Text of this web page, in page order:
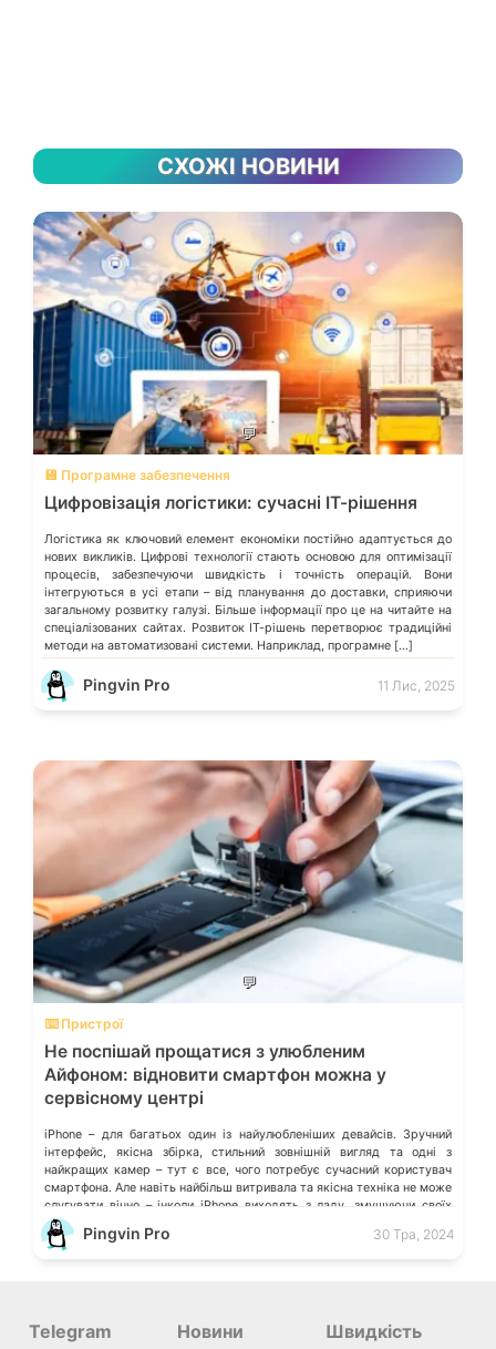
СХОЖІ НОВИНИ
💬
💾 Програмне забезпечення
Цифровізація логістики: сучасні ІТ-рішення
Логістика як ключовий елемент економіки постійно адаптується до
нових викликів. Цифрові технології стають основою для оптимізації
процесів, забезпечуючи швидкість і точність операцій. Вони
інтегруються в усі етапи – від планування до доставки, сприяючи
загальному розвитку галузі. Більше інформації про це на читайте на
спеціалізованих сайтах. Розвиток ІТ-рішень перетворює традиційні
методи на автоматизовані системи. Наприклад, програмне […]
Pingvin Pro 11 Лис, 2025
💬
⌨️ Пристрої
Не поспішай прощатися з улюбленим
Айфоном: відновити смартфон можна у
сервісному центрі
iPhone – для багатьох один із найулюбленіших девайсів. Зручний
інтерфейс, якісна збірка, стильний зовнішній вигляд та одні з
найкращих камер – тут є все, чого потребує сучасний користувач
смартфона. Але навіть найбільш витривала та якісна техніка не може
слугувати вічно – інколи iPhone виходять з ладу, змушуючи своїх
власників робити непростий вибір: купувати новий смартфон […]
Pingvin Pro 30 Тра, 2024
Telegram Новини
Швидкість